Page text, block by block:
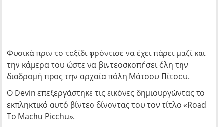
Φυσικά πριν το ταξίδι φρόντισε να έχει πάρει μαζί και
την κάμερα του ώστε να βιντεοσκοπήσει όλη την
διαδρομή προς την αρχαία πόλη Μάτσου Πίτσου.
Ο Devin επεξεργάστηκε τις εικόνες δημιουργώντας το
εκπληκτικό αυτό βίντεο δίνοντας του τον τίτλο «Road
To Machu Picchu».